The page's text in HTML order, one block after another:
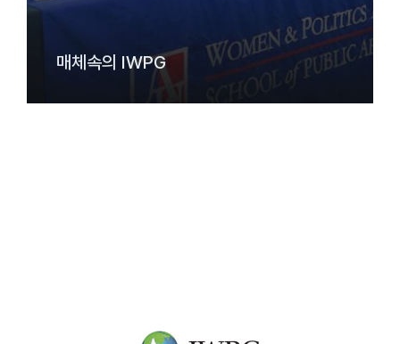
매체속의 IWPG